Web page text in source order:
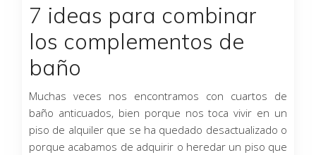
7 ideas para combinar
los complementos de
baño
Muchas veces nos encontramos con cuartos de
baño anticuados, bien porque nos toca vivir en un
piso de alquiler que se ha quedado desactualizado o
porque acabamos de adquirir o heredar un piso que